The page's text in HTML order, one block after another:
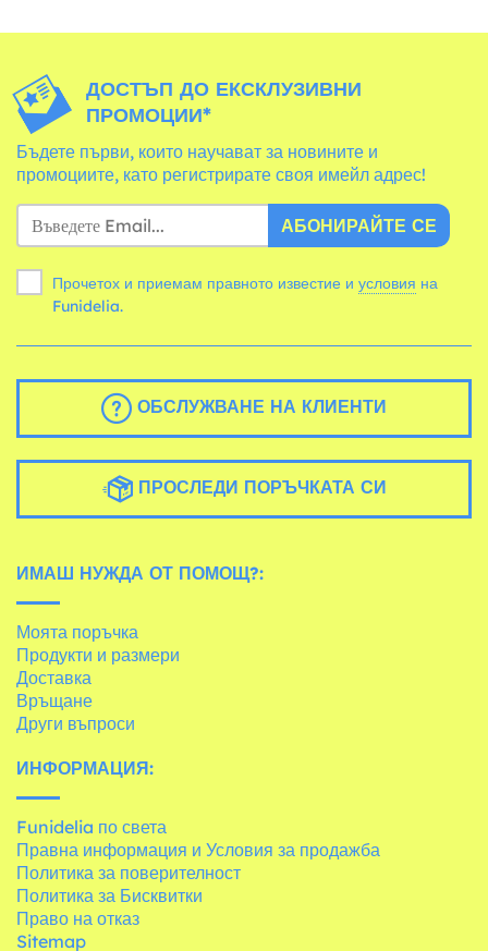
ДОСТЪП ДО ЕКСКЛУЗИВНИ
ПРОМОЦИИ*
Бъдете първи, които научават за новините и
промоциите, като регистрирате своя имейл адрес!
АБОНИРАЙТЕ СЕ
Прочетох и приемам правното известие и условия
Funidelia.
ОБСЛУЖВАНЕ НА КЛИЕНТИ
ПРОСЛЕДИ ПОРЪЧКАТА СИ
ИМАШ НУЖДА ОТ ПОМОЩ?:
Моята поръчка
Продукти и размери
Доставка
Връщане
Други въпроси
ИНФОРМАЦИЯ:
Funidelia по света
Правна информация и Условия за продажба
Политика за поверителност
Политика за Бисквитки
Право на отказ
Sitemap